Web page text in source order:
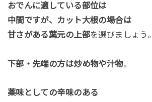
おでんに適している部位は
中間ですが、カット大根の場合は
甘さがある葉元の上部を選びましょう。
下部・先端の方は炒め物や汁物。
薬味としての辛味のある